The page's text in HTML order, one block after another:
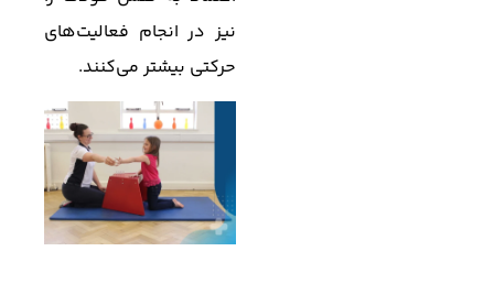
نیز در انجام فعالیت‌های
حرکتی بیشتر می‌کنند.